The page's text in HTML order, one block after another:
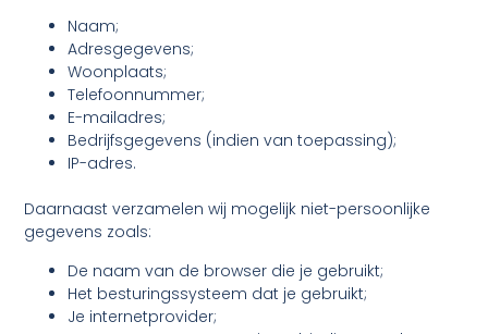
Naam;
Adresgegevens;
Woonplaats;
Telefoonnummer;
E-mailadres;
Bedrijfsgegevens (indien van toepassing);
IP-adres.
Daarnaast verzamelen wij mogelijk niet-persoonlijke
gegevens zoals:
De naam van de browser die je gebruikt;
Het besturingssysteem dat je gebruikt;
Je internetprovider;